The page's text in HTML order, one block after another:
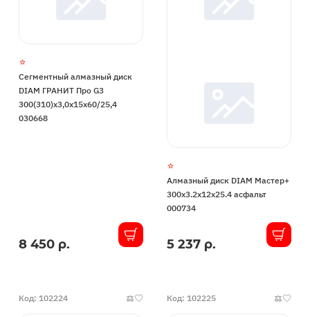
Сегментный алмазный диск
DIAM ГРАНИТ Про G3
300(310)х3,0х15х60/25,4
030668
В
8 450 р.
Алмазный диск DIAM Мастер+
300x3.2x12x25.4 асфальт
000734
В
5 237 р.
Код: 102224 Код: 102225